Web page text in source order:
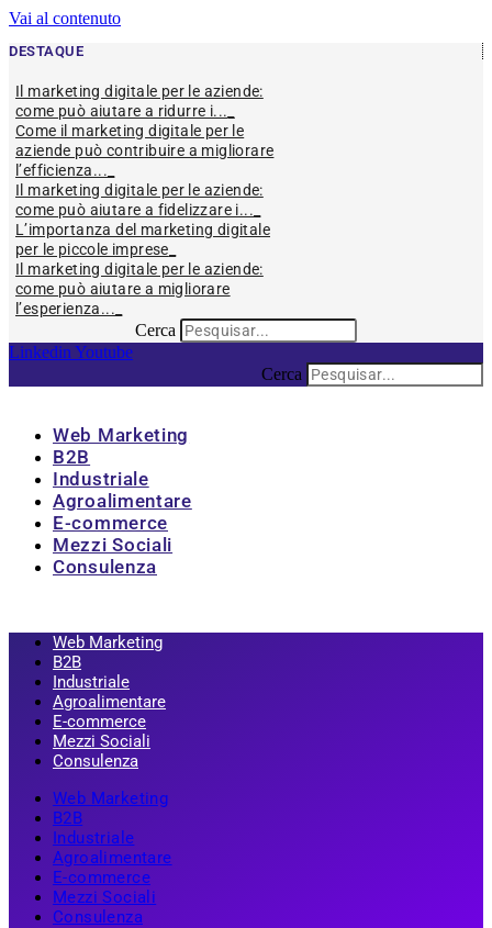
Vai al contenuto
DESTAQUE
Il marketing digitale per le aziende:
come può aiutare a ridurre i...
Come il marketing digitale per le
aziende può contribuire a migliorare
l’efficienza...
Il marketing digitale per le aziende:
come può aiutare a fidelizzare i...
L’importanza del marketing digitale
per le piccole imprese
Il marketing digitale per le aziende:
come può aiutare a migliorare
l’esperienza...
Cerca
Linkedin Youtube
Cerca
Web Marketing
B2B
Industriale
Agroalimentare
E-commerce
Mezzi Sociali
Consulenza
Web Marketing
B2B
Industriale
Agroalimentare
E-commerce
Mezzi Sociali
Consulenza
Web Marketing
B2B
Industriale
Agroalimentare
E-commerce
Mezzi Sociali
Consulenza